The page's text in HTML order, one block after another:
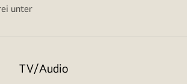
unter
TV/Audio